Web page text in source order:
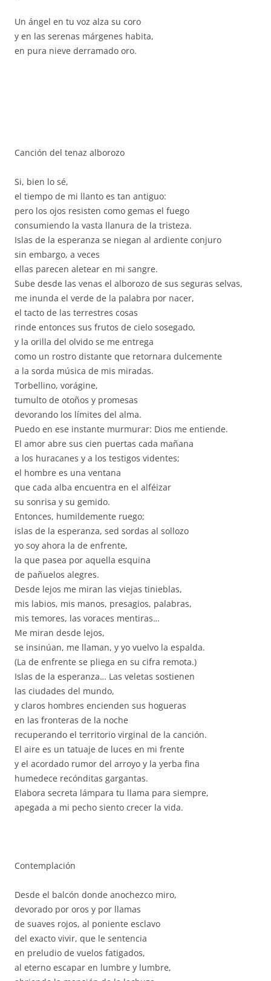
Un ángel en tu voz alza su coro
y en las serenas márgenes habita,
en pura nieve derramado oro.
Canción del tenaz alborozo
Si, bien lo sé,
el tiempo de mi llanto es tan antiguo:
pero los ojos resisten como gemas el fuego
consumiendo la vasta llanura de la tristeza.
Islas de la esperanza se niegan al ardiente conjuro
sin embargo, a veces
ellas parecen aletear en mi sangre.
Sube desde las venas el alborozo de sus seguras selvas,
me inunda el verde de la palabra por nacer,
el tacto de las terrestres cosas
rinde entonces sus frutos de cielo sosegado,
y la orilla del olvido se me entrega
como un rostro distante que retornara dulcemente
a la sorda música de mis miradas.
Torbellino, vorágine,
tumulto de otoños y promesas
devorando los límites del alma.
Puedo en ese instante murmurar: Dios me entiende.
El amor abre sus cien puertas cada mañana
a los huracanes y a los testigos videntes;
el hombre es una ventana
que cada alba encuentra en el alféizar
su sonrisa y su gemido.
Entonces, humildemente ruego;
islas de la esperanza, sed sordas al sollozo
yo soy ahora la de enfrente,
la que pasea por aquella esquina
de pañuelos alegres.
Desde lejos me miran las viejas tinieblas,
mis labios, mis manos, presagios, palabras,
mis temores, las voraces mentiras…
Me miran desde lejos,
se insinúan, me llaman, y yo vuelvo la espalda.
(La de enfrente se pliega en su cifra remota.)
Islas de la esperanza… Las veletas sostienen
las ciudades del mundo,
y claros hombres encienden sus hogueras
en las fronteras de la noche
recuperando el territorio virginal de la canción.
El aire es un tatuaje de luces en mi frente
y el acordado rumor del arroyo y la yerba fina
humedece recónditas gargantas.
Elabora secreta lámpara tu llama para siempre,
apegada a mi pecho siento crecer la vida.
Contemplación
Desde el balcón donde anochezco miro,
devorado por oros y por llamas
de suaves rojos, al poniente esclavo
del exacto vivir, que le sentencia
en preludio de vuelos fatigados,
al eterno escapar en lumbre y lumbre,